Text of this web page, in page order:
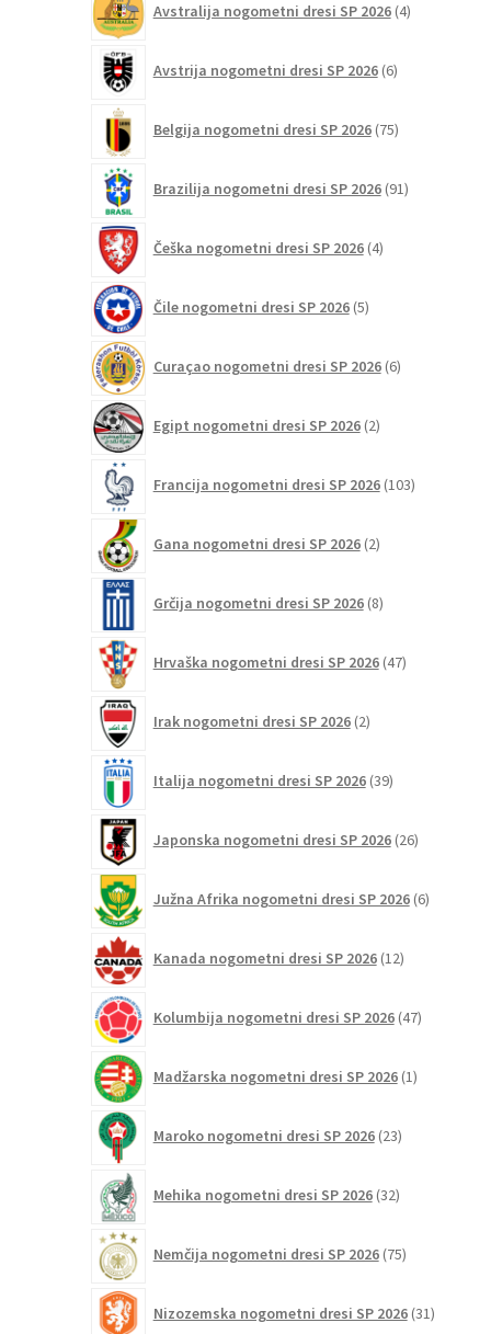
Avstralija nogometni dresi SP 2026 4izdelki
Avstrija nogometni dresi SP 2026 6izdelkov
Belgija nogometni dresi SP 2026 75izdelkov
Brazilija nogometni dresi SP 2026 91izdelkov
Češka nogometni dresi SP 2026 4izdelki
Čile nogometni dresi SP 2026 5izdelkov
Curaçao nogometni dresi SP 2026 6izdelkov
Egipt nogometni dresi SP 2026 2izdelka
Francija nogometni dresi SP 2026 103izdelki
Gana nogometni dresi SP 2026 2izdelka
Grčija nogometni dresi SP 2026 8izdelkov
Hrvaška nogometni dresi SP 2026 47izdelkov
Irak nogometni dresi SP 2026 2izdelka
Italija nogometni dresi SP 2026 39izdelkov
Japonska nogometni dresi SP 2026 26izdelkov
Južna Afrika nogometni dresi SP 2026 6izdelkov
Kanada nogometni dresi SP 2026 12izdelkov
Kolumbija nogometni dresi SP 2026 47izdelkov
Madžarska nogometni dresi SP 2026 1izdelek
Maroko nogometni dresi SP 2026 23izdelkov
Mehika nogometni dresi SP 2026 32izdelkov
Nemčija nogometni dresi SP 2026 75izdelkov
Nizozemska nogometni dresi SP 2026 31izdelkov